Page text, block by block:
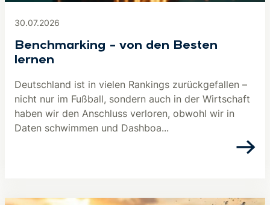
30.07.2026
Benchmarking – von den Besten
lernen
Deutschland ist in vielen Rankings zurückgefallen –
nicht nur im Fußball, sondern auch in der Wirtschaft
haben wir den Anschluss verloren, obwohl wir in
Daten schwimmen und Dashboa...